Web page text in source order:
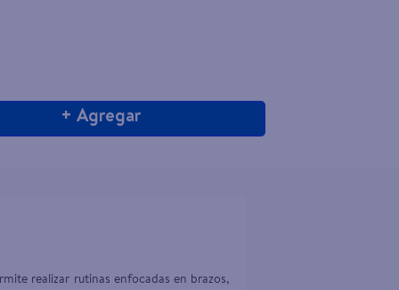
+ Agregar
realizar rutinas enfocadas en brazos,